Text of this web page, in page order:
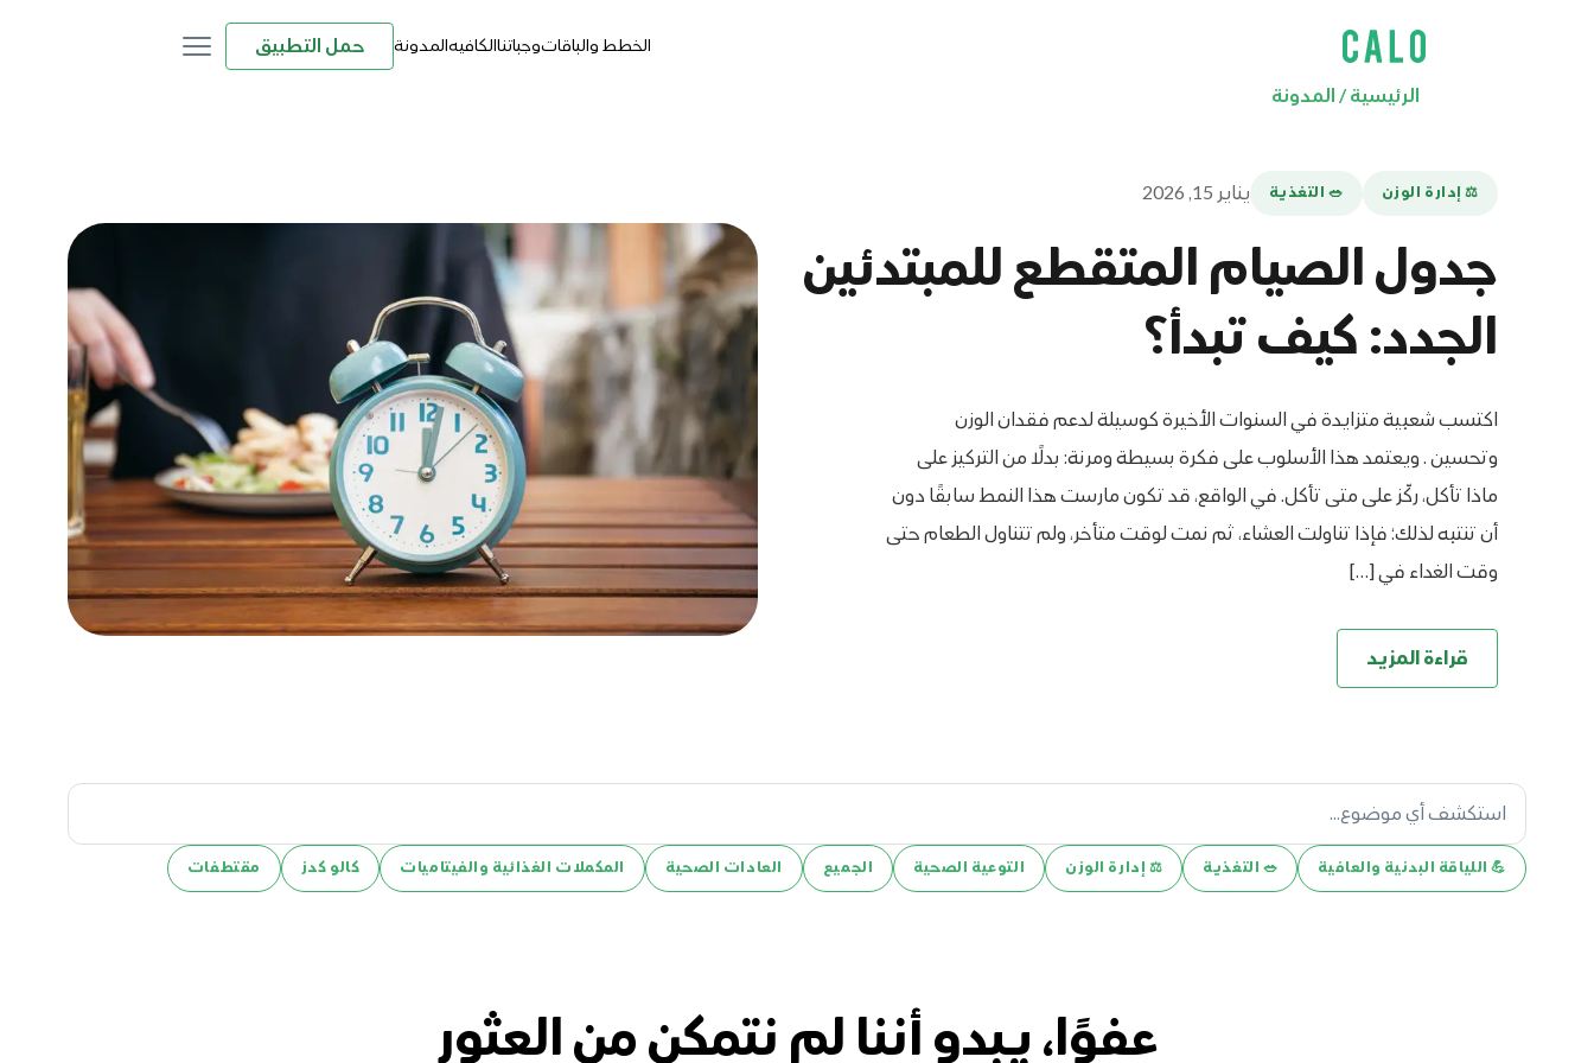
الخطط والباقاتوجباتناالكافيهالمدونة حمل التطبيق
الرئيسية/ المدونة
⚖️ إدارة الوزن 🥗 التغذية يناير 15, 2026
جدول الصيام المتقطع للمبتدئين
الجدد: كيف تبدأ؟
اكتسب شعبية متزايدة في السنوات الأخيرة كوسيلة لدعم فقدان الوزن
وتحسين . ويعتمد هذا الأسلوب على فكرة بسيطة ومرنة: بدلًا من التركيز على
ماذا تأكل، ركّز على متى تأكل. في الواقع، قد تكون مارست هذا النمط سابقًا دون
أن تنتبه لذلك؛ فإذا تناولت العشاء، ثم نمت لوقت متأخر، ولم تتناول الطعام حتى
وقت الغداء في […]
قراءة المزيد
💪️ اللياقة البدنية والعافية 🥗 التغذية ⚖️ إدارة الوزن التوعية الصحية الجميع العادات الصحية المكملات الغذائية والفيتاميات كالو كدز مقتطفات
عفوًا، يبدو أننا لم نتمكن من العثور